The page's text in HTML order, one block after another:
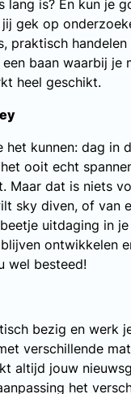
lang is? En kun je
gek op
praktisch
een baan waarbij je
heel geschikt.
het kunnen: dag in
ooit echt
Maar dat is niets
sky diven, of van
uitdaging in
ontwikkelen
wel besteed!
bezig en werk
verschillende
altijd jouw
het